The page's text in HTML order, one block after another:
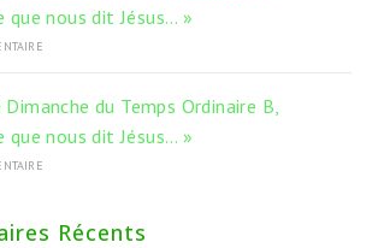
que nous dit Jésus… »
du Temps Ordinaire B,
que nous dit Jésus… »
Récents